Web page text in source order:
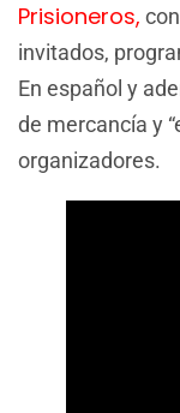
Prisioneros,
invitados,
En español y
de mercancía y
organizadores.